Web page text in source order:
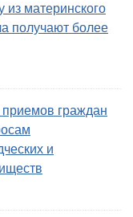
из материнского
получают более
граждан
и